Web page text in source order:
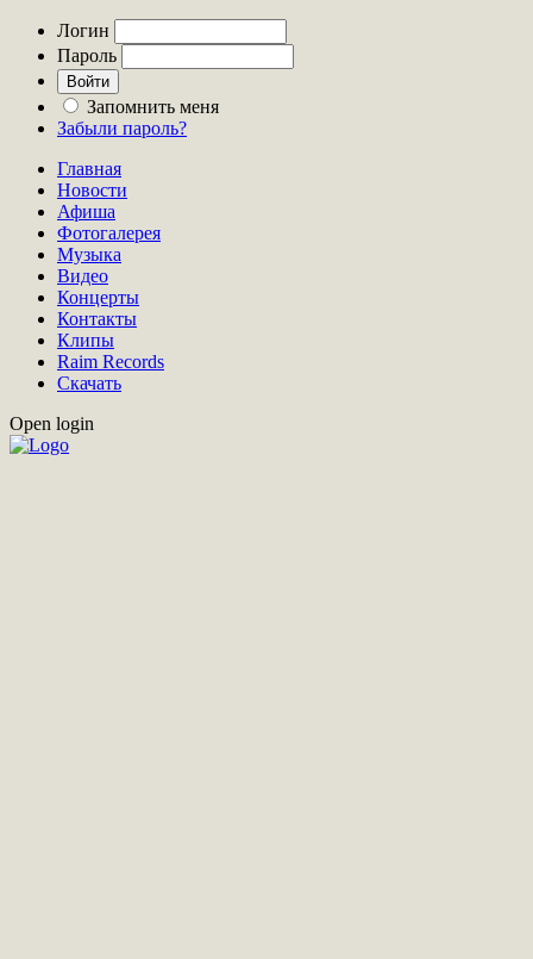
Логин
Пароль
Запомнить меня
Забыли пароль?
Главная
Новости
Афиша
Фотогалерея
Музыка
Видео
Концерты
Контакты
Клипы
Raim Records
Скачать
Open login